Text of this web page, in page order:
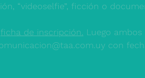
“videoselfie”, ficción o
ficha de inscripción. Luego
con